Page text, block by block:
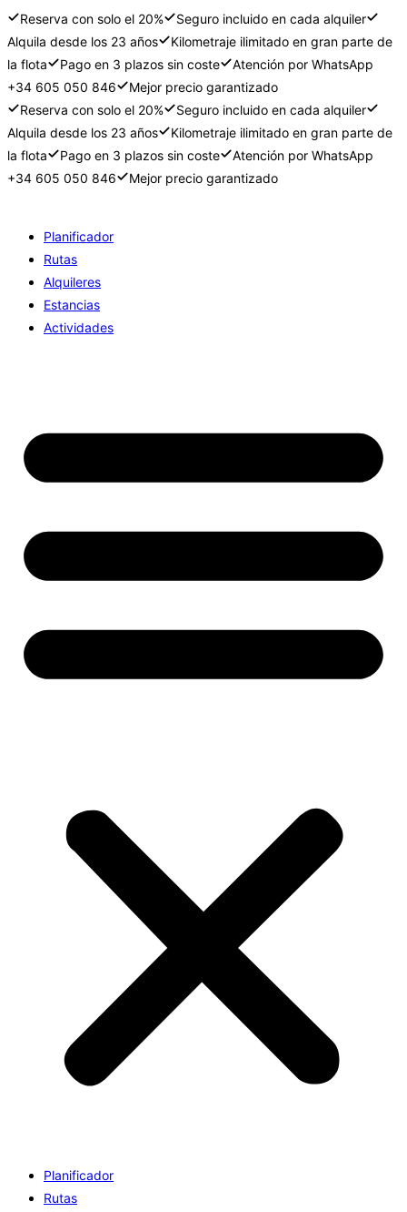
Reserva con solo el 20%
Seguro incluido en cada alquiler
Alquila desde los 23 años
Kilometraje ilimitado en gran parte de
la flota
Pago en 3 plazos sin coste
Atención por WhatsApp
+34 605 050 846
Mejor precio garantizado
Reserva con solo el 20%
Seguro incluido en cada alquiler
Alquila desde los 23 años
Kilometraje ilimitado en gran parte de
la flota
Pago en 3 plazos sin coste
Atención por WhatsApp
+34 605 050 846
Mejor precio garantizado
contenido
Planificador
Rutas
Alquileres
Estancias
Actividades
Planificador
Rutas